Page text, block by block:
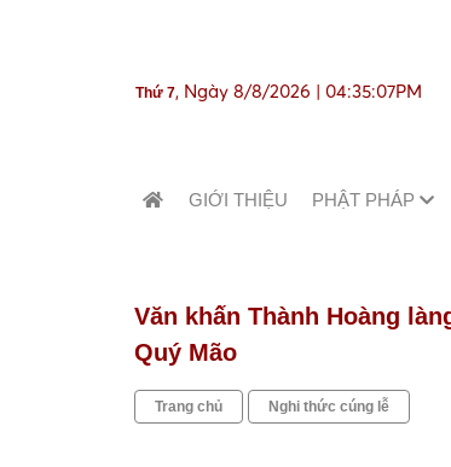
Thứ 7 , Ngày 8/8/2026 | 04:35:09PM
GIỚI THIỆU PHẬT PHÁP
Văn khấn Thành Hoàng
Quý Mão
Trang chủ Nghi thức cúng lễ